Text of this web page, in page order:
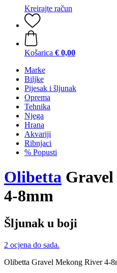
Kreirajte račun
Košarica € 0,00
Marke
Biljke
Pijesak i šljunak
Oprema
Tehnika
Njega
Hrana
Akvariji
Ribnjaci
% Popusti
Olibetta
4-8mm
Šljunak u boji
2 ocjena do sada.
Olibetta Gravel Mekong River 4-